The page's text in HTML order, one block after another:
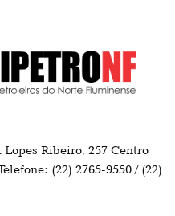
Lopes Ribeiro, 257 Centro
(22) 2765-9550 / (22)